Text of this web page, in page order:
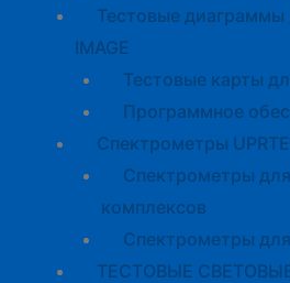
Тестовые диаграммы
IMAGE
Тестовые карты
Программное
Спектрометры
Спектрометры
комплексов
Спектрометры
ТЕСТОВЫЕ